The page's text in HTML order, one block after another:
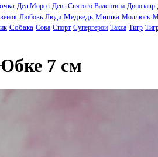
Дед Мороз День Святого Валентина Динозавр
Любовь Люди Медведь Мишка Моллюск
Собака Сова Спорт Супергерои Такса Тигр
7 см